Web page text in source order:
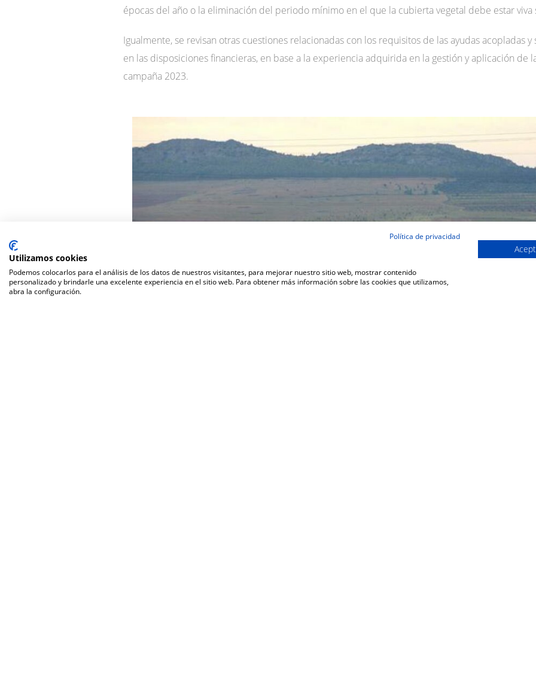
épocas del año o la eliminación del periodo mínimo en el que la cubierta vegetal debe estar
Igualmente, se revisan otras cuestiones relacionadas con los requisitos de las ayudas acopladas
en las disposiciones financieras, en base a la experiencia adquirida en la gestión y aplicación de
campaña 2023.
Política de privacidad
Utilizamos cookies
Podemos colocarlos para el análisis de los datos de nuestros visitantes, para mejorar nuestro sitio web, mostrar contenido
personalizado y brindarle una excelente experiencia en el sitio web. Para obtener más información sobre las cookies que utilizamos,
abra la configuración.